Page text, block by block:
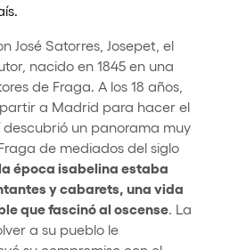
José Satorres, Josepet, el
nacido en 1845 en una
de Fraga. A los 18 años,
a Madrid para hacer el
descubrió un panorama muy
de mediados del siglo
época isabelina estaba
y cabarets, una vida
que fascinó al oscense. La
a su pueblo le